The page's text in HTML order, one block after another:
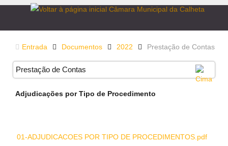
Entrada Documentos 2022 Prestação de Contas
Prestação de Contas
Adjudicações por Tipo de Procedimento
01-ADJUDICACOES POR TIPO DE PROCEDIMENTOS.pdf